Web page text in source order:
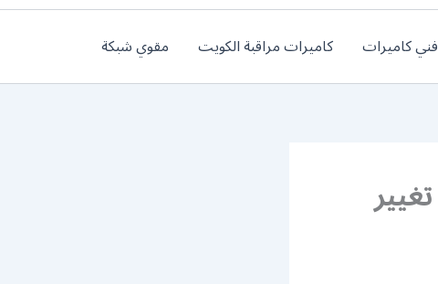
فني كاميرات كاميرات مراقبة الكويت مقوي شبكة
تبديل بطارية سيارة المسايل 55445363 تغيير